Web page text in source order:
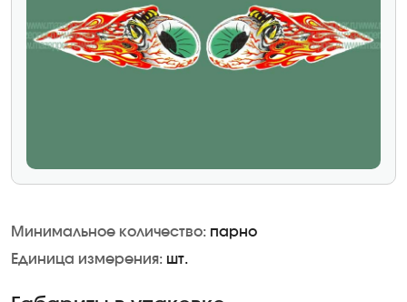
Минимальное количество: парно
Единица измерения: шт.